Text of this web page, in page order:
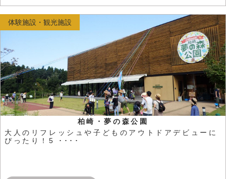
柏崎・夢の森公園
大人のリフレッシュや子どものアウトドアデビューに
ぴったり！5 ････
体験施設・観光施設